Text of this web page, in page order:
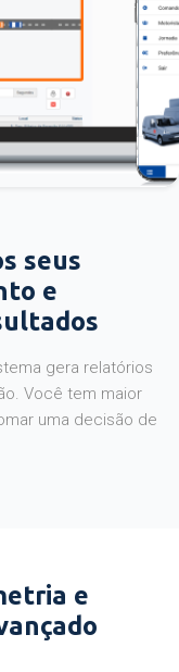
seus
e
gera relatórios
Você tem maior
uma decisão de
e